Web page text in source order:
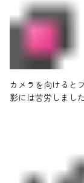
カメラを向けると
影には苦労しまし